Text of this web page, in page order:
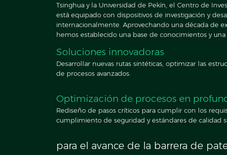
Tsinghua y la Universidad de Pekín, el Centro de
está equipado con dispositivos de investigación y
internacionalmente. Aprovechando una década de
hemos establecido una base de conocimientos y
Soluciones innovadoras
Desarrollar nuevas rutas sintéticas, optimizar las
de procesos avanzados.
Optimización de procesos en
Rediseño de pasos críticos para cumplir con los
cumplimiento de seguridad y estándares de calidad
para el avance de la barrera de